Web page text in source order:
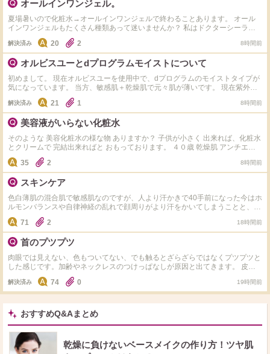
ってるんですけど皆さんはどうしてますか？
オールインワンジェル。
夏場暑いので化粧水→オールインワンジェルで終わることあります。 オール
インワンジェルもたくさん種類あって迷いませんか？ 私はドクターシーラボ
のセンシティブジェル敏感肌用を使用してます。 オススメのオールインワン
ジェルありますか？カルテHD、アクアレーベル、ちふれ、コラリッチ、マナ
ラは使ったことありなので。これ以外でオススメ教えて下さい。
解決済み 20 2 8時間前
オルビスユーとdプログラムモイストについて
初めまして。 現在オルビスユーを使用中で、dプログラムのモイストタイプが
気になっています。 当方、敏感肌＋乾燥肌で元々肌が薄いです。 現在紫外線
の影響で肌表面のキメが乱れ透明感も低下中。 オルビスユーを使っていて大
きな不満はないのですが、若干てかりや表面のべたっとした感じが気になるか
なぁ。という感じです。 dプログラムはサンプルをいただき使用したところ、
オルビスユーに比べるとなんとなく肌がふっくらして、でもベタつかず潤って
る…かなぁ。という感想でした。 どちらも使ったことがあるという方がいた
ら、おすすめポイントなど教えていただけると嬉しいです。
解決済み 21 1 8時間前
美容液がいらない化粧水
そのような 美容化粧水の様な物 ありますか？ 子供が小さく 出来れば、化粧水
とクリームで 完結出来ればと おもっております。 ４０歳 乾燥肌 アンチエイ
35 2 8時間前
スキンケア
色白薄肌の混合肌で敏感肌なのですが、人より汗かきで40手前になった今はホ
ルモンバランスや自律神経の乱れで顔周りがより汗をかいてしまうことと、毎
日のエアコンで内側が乾いている感じがします。同じような方いましたらどの
ようなスキンケアをしているか教えて下さい。今はちふれの水色のパッケージ
の美白タイプの化粧水とヒト型セラミドのクリームでスキンケアしてます。か
なり敏感肌でキュレルやdプロやノブやミノンなど有名な敏感肌用のスキンケ
アは色々使ってみましたが肌荒れが起きてしまい合わなかった為なかなか新し
い物にチャレンジする勇気が出ないです。
71 2 18時間前
首のプツプツ
肉眼では見えない、色もついてない、でも触るとざらざらではなくプツプツと
した感じです。加齢やネックレスのつけっぱなしが原因と出てきます。 皮膚
科へ行こうと思っていますが、同じような方、市販ではどのようなケアをして
いるか教えてください。 わたしはいまのところ化粧水(クレド)とクリーム(ア
ンブリオリス)＋朝なら日焼け止めという感じにしていて特別なケアはしてい
ないため、プツプツ特化？のケアがあれば教えてください。
解決済み 74 0 19時間前
おすすめQ&Aまとめ
乾燥に負けないベースメイクの作り方！ツヤ肌